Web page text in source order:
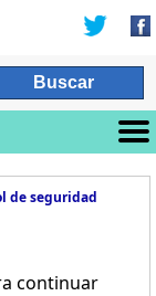
de seguridad
continuar